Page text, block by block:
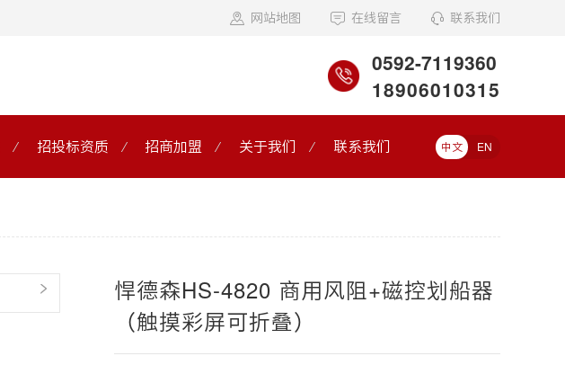
网站地图 在线留言 联系我们
0592-7119360
18906010315
招投标资质 招商加盟 关于我们 联系我们 中文 EN
>
悍德森HS-4820 商用风阻+磁控划船器
（触摸彩屏可折叠）